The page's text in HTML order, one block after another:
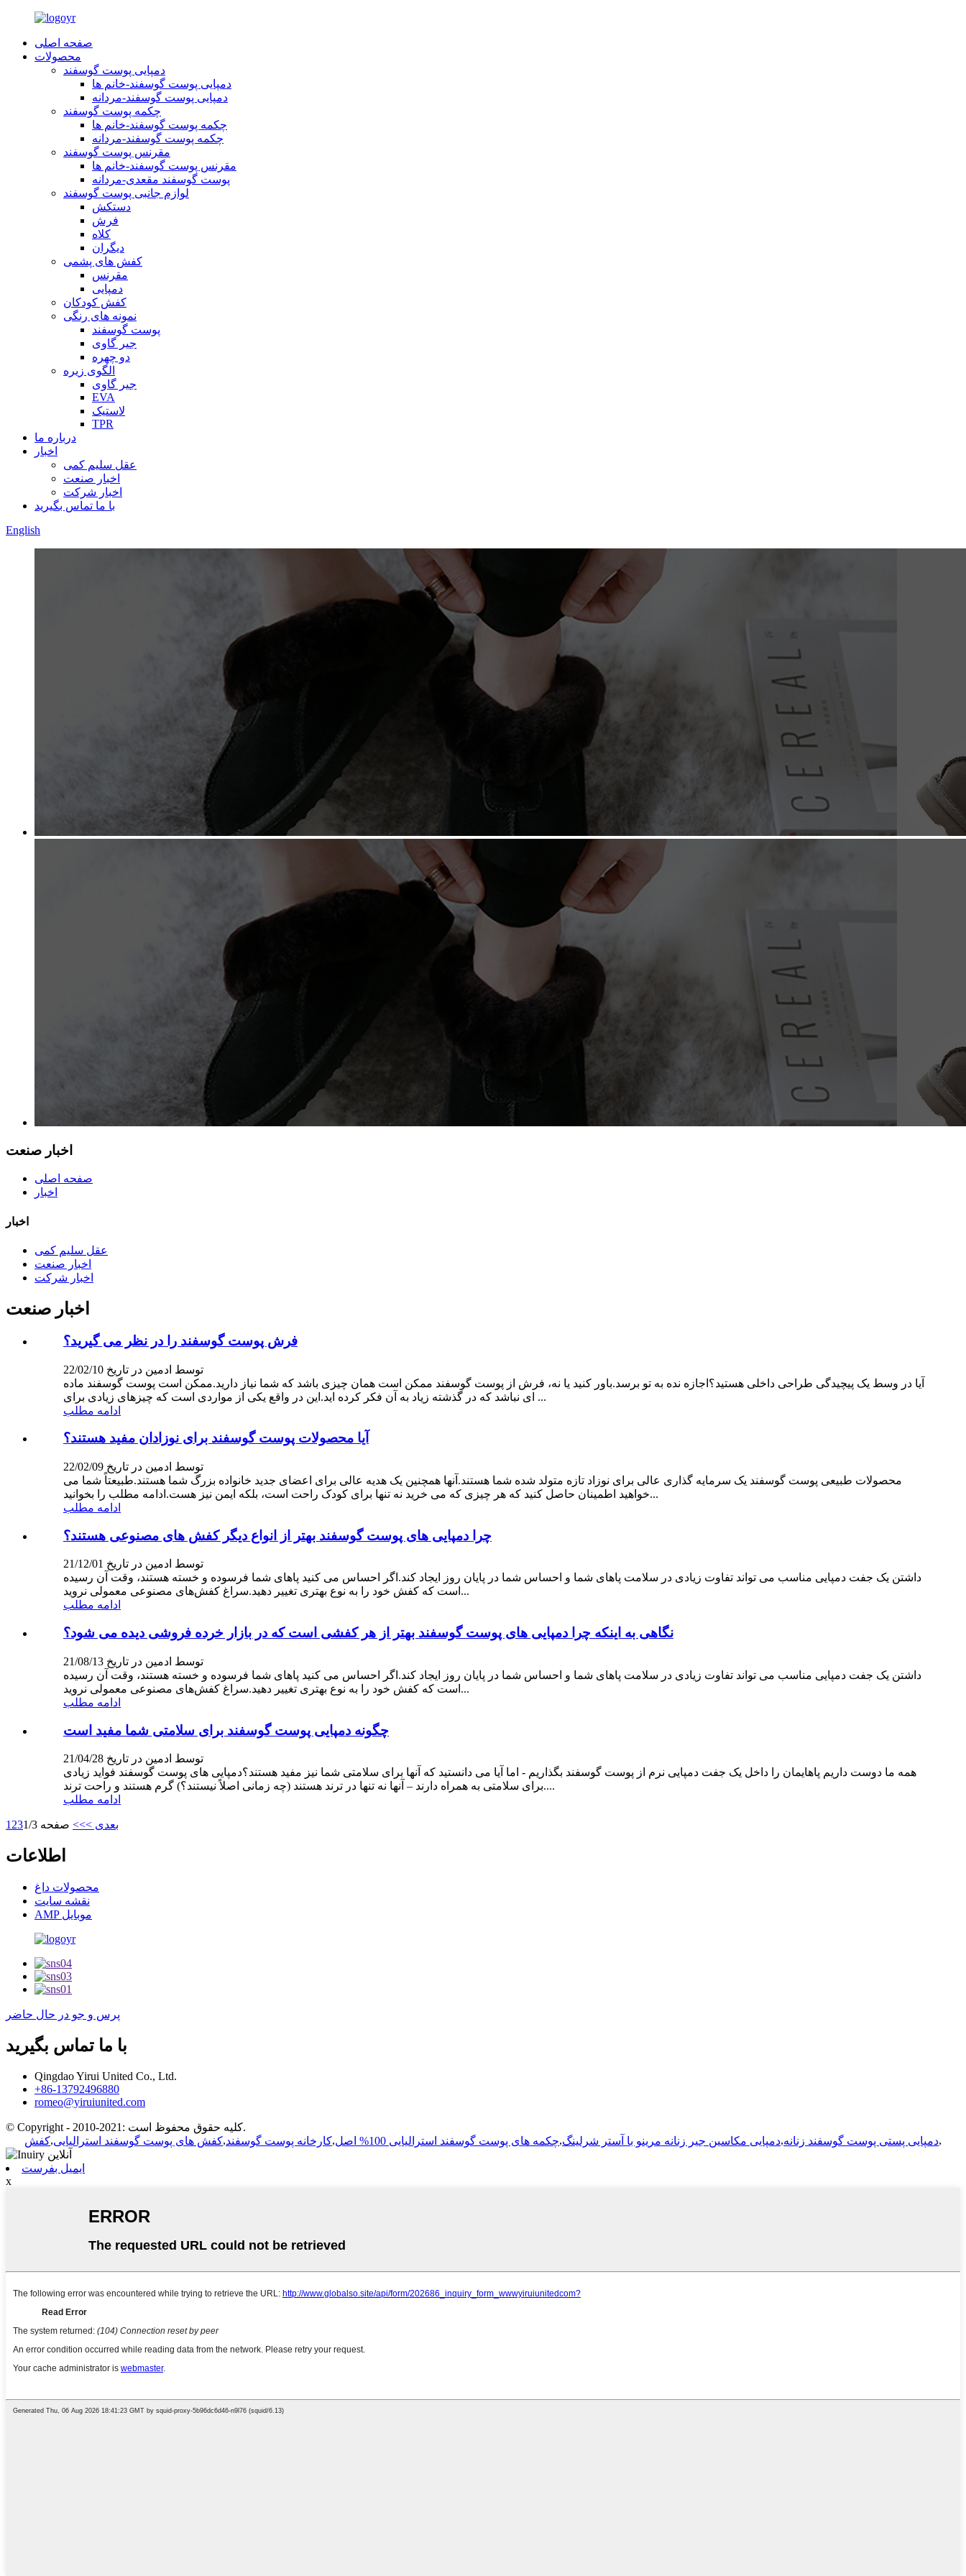
صفحه اصلی
محصولات
دمپایی پوست گوسفند
دمپایی پوست گوسفند-خانم ها
دمپایی پوست گوسفند-مردانه
چکمه پوست گوسفند
چکمه پوست گوسفند-خانم ها
چکمه پوست گوسفند-مردانه
مقرنس پوست گوسفند
مقرنس پوست گوسفند-خانم ها
پوست گوسفند مقعدی-مردانه
لوازم جانبی پوست گوسفند
دستکش
فرش
کلاه
دیگران
کفش های پشمی
مقرنس
دمپایی
کفش کودکان
نمونه های رنگی
پوست گوسفند
جیر گاوی
دو چهره
الگوی زیره
جیر گاوی
EVA
لاستیک
TPR
درباره ما
اخبار
عقل سلیم کمی
اخبار صنعت
اخبار شرکت
با ما تماس بگیرید
English
اخبار صنعت
صفحه اصلی
اخبار
اخبار
عقل سلیم کمی
اخبار صنعت
اخبار شرکت
اخبار صنعت
فرش پوست گوسفند را در نظر می گیرید؟
توسط ادمین در تاریخ 22/02/10
آیا در وسط یک پیچیدگی طراحی داخلی هستید؟اجازه نده به تو برسد.باور کنید یا نه، فرش از پوست گوسفند ممکن است همان چیزی باشد که شما نیاز دارید.ممکن است پوست گوسفند ماده
ای نباشد که در گذشته زیاد به آن فکر کرده اید.این در واقع یکی از مواردی است که چیزهای زیادی برای ...
ادامه مطلب
آیا محصولات پوست گوسفند برای نوزادان مفید هستند؟
توسط ادمین در تاریخ 22/02/09
محصولات طبیعی پوست گوسفند یک سرمایه گذاری عالی برای نوزاد تازه متولد شده شما هستند.آنها همچنین یک هدیه عالی برای اعضای جدید خانواده بزرگ شما هستند.طبیعتاً شما می
خواهید اطمینان حاصل کنید که هر چیزی که می خرید نه تنها برای کودک راحت است، بلکه ایمن نیز هست.ادامه مطلب را بخوانید...
ادامه مطلب
چرا دمپایی های پوست گوسفند بهتر از انواع دیگر کفش های مصنوعی هستند؟
توسط ادمین در تاریخ 21/12/01
داشتن یک جفت دمپایی مناسب می تواند تفاوت زیادی در سلامت پاهای شما و احساس شما در پایان روز ایجاد کند.اگر احساس می کنید پاهای شما فرسوده و خسته هستند، وقت آن رسیده
است که کفش خود را به نوع بهتری تغییر دهید.سراغ کفش‌های مصنوعی معمولی نروید...
ادامه مطلب
نگاهی به اینکه چرا دمپایی های پوست گوسفند بهتر از هر کفشی است که در بازار خرده فروشی دیده می شود؟
توسط ادمین در تاریخ 21/08/13
داشتن یک جفت دمپایی مناسب می تواند تفاوت زیادی در سلامت پاهای شما و احساس شما در پایان روز ایجاد کند.اگر احساس می کنید پاهای شما فرسوده و خسته هستند، وقت آن رسیده
است که کفش خود را به نوع بهتری تغییر دهید.سراغ کفش‌های مصنوعی معمولی نروید...
ادامه مطلب
چگونه دمپایی پوست گوسفند برای سلامتی شما مفید است
توسط ادمین در تاریخ 21/04/28
همه ما دوست داریم پاهایمان را داخل یک جفت دمپایی نرم از پوست گوسفند بگذاریم - اما آیا می دانستید که آنها برای سلامتی شما نیز مفید هستند؟دمپایی های پوست گوسفند فواید زیادی
برای سلامتی به همراه دارند – آنها نه تنها در ترند هستند (چه زمانی اصلاً نیستند؟) گرم هستند و راحت ترند....
ادامه مطلب
1 23 بعدی >>> صفحه 1/3
اطلاعات
محصولات داغ
نقشه سایت
AMP موبایل
پرس و جو در حال حاضر
با ما تماس بگیرید
Qingdao Yirui United Co., Ltd.
+86-13792496880
romeo@yiruiunited.com
© Copyright - 2010-2021: کلیه حقوق محفوظ است.
کفش,کفش های پوست گوسفند استرالیایی,کارخانه پوست گوسفند, چکمه های پوست گوسفند استرالیایی 100% اصل,دمپایی مکاسین جیر زنانه مرینو با آستر شرلینگ,دمپایی پستی پوست گوسفند زنانه,
ایمیل بفرست
x